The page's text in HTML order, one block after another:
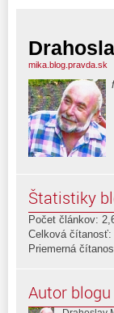
mika.blog.pravda.sk
Štatistiky
Počet článkov:
Celková čítanosť:
Priemerná
Autor blogu